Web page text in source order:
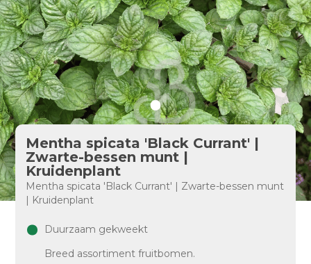
Mentha spicata 'Black Currant' |
Zwarte-bessen munt |
Kruidenplant
Mentha spicata 'Black Currant' | Zwarte-bessen munt
| Kruidenplant
Duurzaam gekweekt
Breed assortiment fruitbomen.